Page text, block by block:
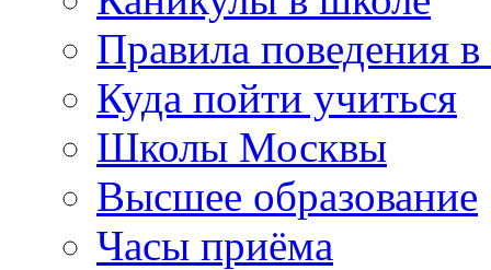
Правила поведения
Куда пойти учиться
Школы Москвы
Высшее образование
Часы приёма